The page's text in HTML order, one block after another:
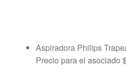
Aspiradora Philips
Precio para el asociado